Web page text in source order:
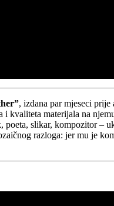
, izdana par mjeseci
kvaliteta materijala na
poeta, slikar, kompozitor –
razloga: jer mu je